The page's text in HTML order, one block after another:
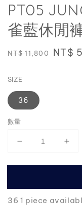
PT05
雀藍休閒
Regular
NT$ 11,800 Sale
NT$
SIZE
36
數量
36 1 piece